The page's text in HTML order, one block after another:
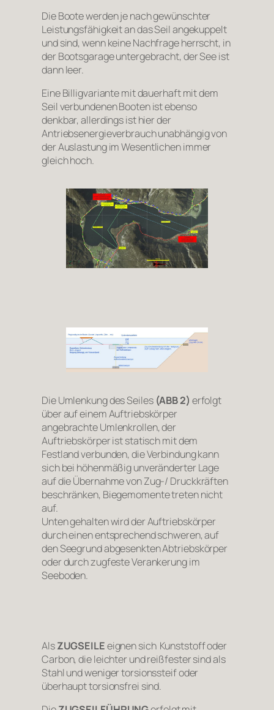
Die Boote werden je nach gewünschter
Leistungsfähigkeit an das Seil angekuppelt
und sind, wenn keine Nachfrage herrscht, in
der Bootsgarage untergebracht, der See ist
dann leer.
Eine Billigvariante mit dauerhaft mit dem
Seil verbundenen Booten ist ebenso
denkbar, allerdings ist hier der
Antriebsenergieverbrauch unabhängig von
der Auslastung im Wesentlichen immer
gleich hoch.
Die Umlenkung des Seiles (ABB 2) erfolgt
über auf einem Auftriebskörper
angebrachte Umlenkrollen, der
Auftriebskörper ist statisch mit dem
Festland verbunden, die Verbindung kann
sich bei höhenmäßig unveränderter Lage
auf die Übernahme von Zug-/ Druckkräften
beschränken, Biegemomente treten nicht
auf.
Unten gehalten wird der Auftriebskörper
durch einen entsprechend schweren, auf
den Seegrund abgesenkten Abtriebskörper
oder durch zugfeste Verankerung im
Seeboden.
AlsZUGSEILEeignen sich Kunststoff oder
Carbon, die leichter und reißfester sind als
Stahl und weniger torsionssteif oder
überhaupt torsionsfrei sind.